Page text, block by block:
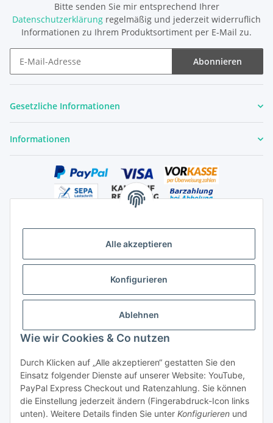
Alle akzeptieren
Konfigurieren
Ablehnen
Wie wir Cookies & Co nutzen
Durch Klicken auf „Alle akzeptieren“ gestatten Sie den
Einsatz folgender Dienste auf unserer Website: YouTube,
PayPal Express Checkout und Ratenzahlung. Sie können
die Einstellung jederzeit ändern (Fingerabdruck-Icon links
unten). Weitere Details finden Sie unter Konfigurieren und
Bitte senden Sie mir entsprechend Ihrer
Datenschutzerklärung regelmäßig und jederzeit widerruflich
Informationen zu Ihrem Produktsortiment per E-Mail zu.
Abonnieren
Gesetzliche Informationen
Informationen
Vertrag widerrufen